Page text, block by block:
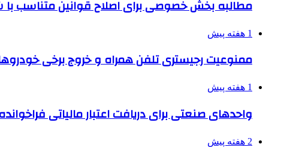
مطالبه بخش خصوصی برای اصلاح قوانین متناسب
1 هفته پیش
ممنوعیت رجیستری تلفن همراه و خروج برخی خودروها
1 هفته پیش
واحدهای صنعتی برای دریافت اعتبار مالیاتی
2 هفته پیش